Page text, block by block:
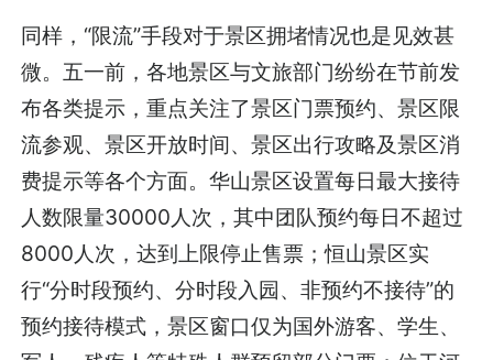
同样，“限流”手段对于景区拥堵情况也是见效甚
微。五一前，各地景区与文旅部门纷纷在节前发
布各类提示，重点关注了景区门票预约、景区限
流参观、景区开放时间、景区出行攻略及景区消
费提示等各个方面。华山景区设置每日最大接待
人数限量30000人次，其中团队预约每日不超过
8000人次，达到上限停止售票；恒山景区实
行“分时段预约、分时段入园、非预约不接待”的
预约接待模式，景区窗口仅为国外游客、学生、